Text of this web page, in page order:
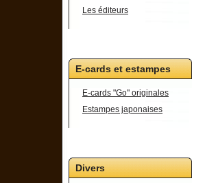
Les éditeurs
E-cards et estampes
E-cards "Go" originales
Estampes japonaises
Divers